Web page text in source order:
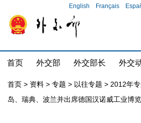
English Français
首页 外交部 外交部长 外交
首页 > 资料 > 专题 > 以往专题 > 2012年
岛、瑞典、波兰并出席德国汉诺威工业博